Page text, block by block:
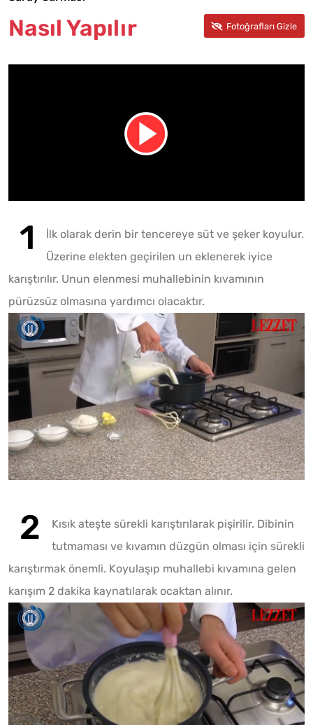
Nasıl Yapılır
İlk olarak derin bir tencereye süt ve şeker koyulur.
Üzerine elekten geçirilen un eklenerek iyice
karıştırılır. Unun elenmesi muhallebinin kıvamının
pürüzsüz olmasına yardımcı olacaktır.
Kısık ateşte sürekli karıştırılarak pişirilir. Dibinin
tutmaması ve kıvamın düzgün olması için sürekli
karıştırmak önemli. Koyulaşıp muhallebi kıvamına gelen
karışım 2 dakika kaynatılarak ocaktan alınır.